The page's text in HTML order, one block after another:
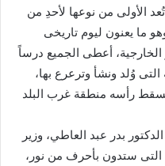
الأولى من نوعها لأحدِ من
ما يعنون ليوم تاريخى
أعطى الجميع درساً
وُلد ونشأ وترعرع بها،
رأسه منطقة غرب البلد
بدر عبد العاطي، وزير
التى ستدون بأحرف من نور،